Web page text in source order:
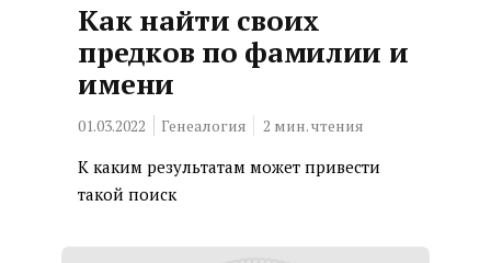
Как найти своих
предков по фамилии и
имени
01.03.2022 Генеалогия 2 мин. чтения
К каким результатам может привести
такой поиск